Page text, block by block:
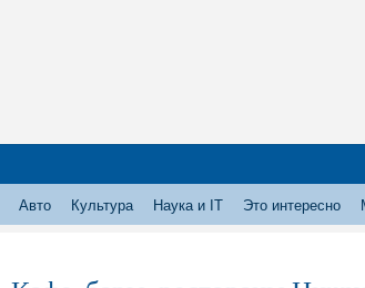
Авто Культура Наука и IT Это интересно